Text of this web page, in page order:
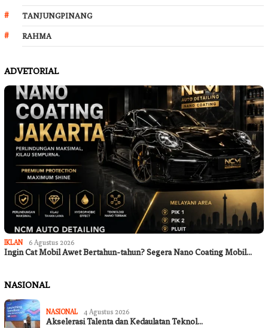
TANJUNGPINANG
RAHMA
ADVETORIAL
IKLAN 6 Agustus 2026
Ingin Cat Mobil Awet Bertahun-tahun? Segera Nano Coating Mobil…
NASIONAL
NASIONAL 4 Agustus 2026
Akselerasi Talenta dan Kedaulatan Teknol…